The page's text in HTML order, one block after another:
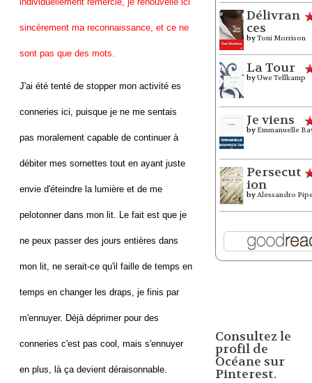
sincèrement ma reconnaissance, et ce ne
sont pas que des mots.
J'ai été tenté de stopper mon activité es
conneries ici, puisque je ne me sentais
pas moralement capable de continuer à
débiter mes sornettes tout en ayant juste
envie d'éteindre la lumière et de me
pelotonner dans mon lit. Le fait est que je
ne peux passer des jours entières dans
mon lit, ne serait-ce qu'il faille de temps en
temps en changer les draps, je finis par
m'ennuyer. Déjà déprimer pour des
conneries c'est pas cool, mais s'ennuyer
en plus, là ça devient déraisonnable.
Délivran
ces
byToni Morrison
La Tour
byUwe Tellkamp
Je viens
by Emmanuelle
Persecut
ion
byAlessandro
Consultez le
profil de
Océane sur
Pinterest.